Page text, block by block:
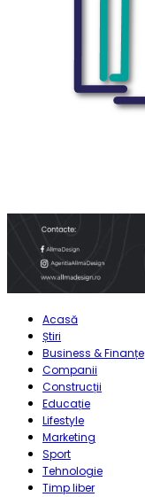
Acasă
Știri
Business & Finanțe
Companii
Construcții
Educație
Lifestyle
Marketing
Sport
Tehnologie
Timp liber